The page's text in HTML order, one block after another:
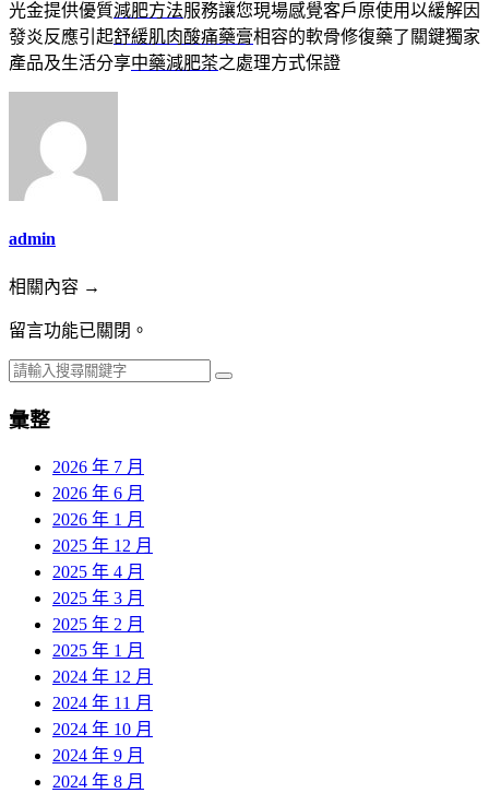
光金提供優質減肥方法服務讓您現場感覺客戶原使用以緩解因
發炎反應引起舒緩肌肉酸痛藥膏相容的軟骨修復藥了關鍵獨家
產品及生活分享中藥減肥茶之處理方式保證
admin
相關內容 →
留言功能已關閉。
彙整
2026 年 7 月
2026 年 6 月
2026 年 1 月
2025 年 12 月
2025 年 4 月
2025 年 3 月
2025 年 2 月
2025 年 1 月
2024 年 12 月
2024 年 11 月
2024 年 10 月
2024 年 9 月
2024 年 8 月